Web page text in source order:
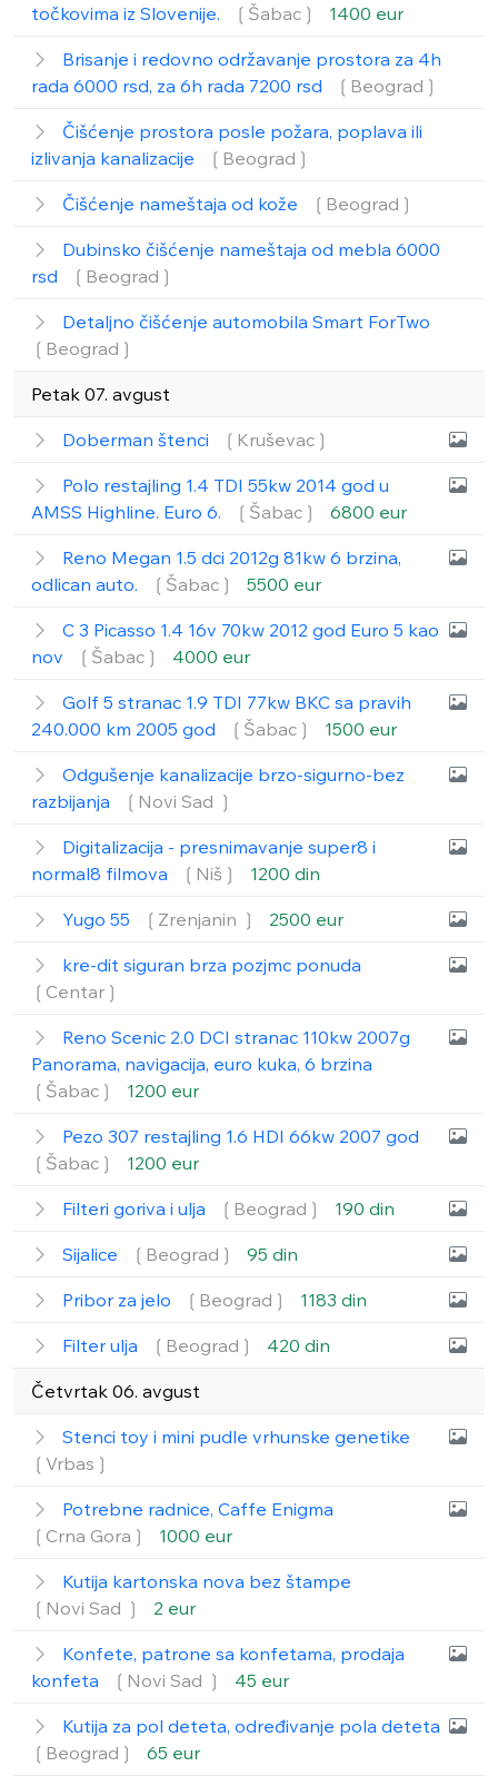
točkovima iz Slovenije.
❲Šabac❳ 1400 eur
Brisanje i redovno održavanje prostora za 4h
rada 6000 rsd, za 6h rada 7200 rsd
❲Beograd❳
Čišćenje prostora posle požara, poplava ili
izlivanja kanalizacije
❲Beograd❳
Čišćenje nameštaja od kože ❲Beograd❳
Dubinsko čišćenje nameštaja od mebla 6000
rsd
❲Beograd❳
Detaljno čišćenje automobila Smart ForTwo
❲Beograd❳
Petak 07. avgust
Doberman štenci ❲Kruševac❳
Polo restajling 1.4 TDI 55kw 2014 god u
AMSS Highline. Euro 6.
❲Šabac❳ 6800 eur
Reno Megan 1.5 dci 2012g 81kw 6 brzina,
odlican auto.
❲Šabac❳ 5500 eur
C 3 Picasso 1.4 16v 70kw 2012 god Euro 5 kao
nov
❲Šabac❳ 4000 eur
Golf 5 stranac 1.9 TDI 77kw BKC sa pravih
240.000 km 2005 god
❲Šabac❳ 1500 eur
Odgušenje kanalizacije brzo-sigurno-bez
razbijanja
❲Novi Sad ❳
Digitalizacija - presnimavanje super8 i
normal8 filmova
❲Niš❳ 1200 din
Yugo 55 ❲Zrenjanin ❳ 2500 eur
kre-dit siguran brza pozjmc ponuda
❲Centar❳
Reno Scenic 2.0 DCI stranac 110kw 2007g
Panorama, navigacija, euro kuka, 6 brzina
❲Šabac❳
1200 eur
Pezo 307 restajling 1.6 HDI 66kw 2007 god
❲Šabac❳
1200 eur
Filteri goriva i ulja ❲Beograd❳ 190 din
Sijalice ❲Beograd❳ 95 din
Pribor za jelo ❲Beograd❳ 1183 din
Filter ulja ❲Beograd❳ 420 din
Četvrtak 06. avgust
Stenci toy i mini pudle vrhunske genetike
❲Vrbas❳
Potrebne radnice, Caffe Enigma
❲Crna Gora❳
1000 eur
Kutija kartonska nova bez štampe
❲Novi Sad ❳
2 eur
Konfete, patrone sa konfetama, prodaja
konfeta
❲Novi Sad ❳ 45 eur
Kutija za pol deteta, određivanje pola deteta
❲Beograd❳
65 eur